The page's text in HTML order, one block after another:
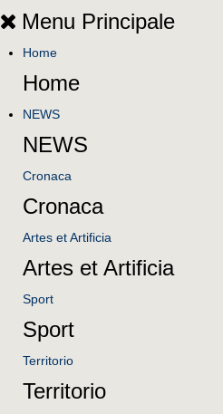
Menu Principale
Home
Home
NEWS
NEWS
Cronaca
Cronaca
Artes et Artificia
Artes et Artificia
Sport
Sport
Territorio
Territorio